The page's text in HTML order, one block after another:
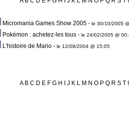
Micromania Games Show 2005 - le 30/10/2005
Pokémon : achetez-les tous - le 24/02/2005 @
L'histoire de Mario - le 12/08/2004 @ 15:05
A B C D E F G H J K L M N O P Q R S T